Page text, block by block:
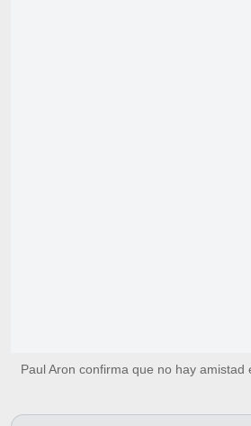
Paul Aron confirma que no hay amistad